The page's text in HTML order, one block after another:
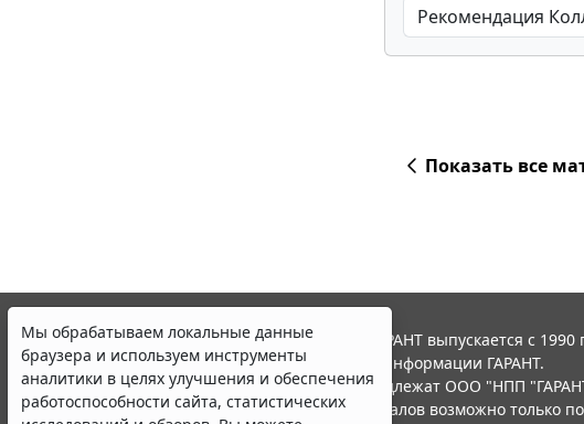
Показать все
Мы обрабатываем локальные данные
браузера и используем инструменты
аналитики в целях улучшения и обеспечения
работоспособности сайта, статистических
© ООО "НПП "ГАРАНТ-СЕРВИС", 2026. Система ГАРАНТ выпускается с
участниками Российской ассоциации правовой информации ГАРАНТ.
Все права на материалы сайта ГАРАНТ.РУ принадлежат ООО "НПП
Полное или частичное воспроизведение материалов возможно только